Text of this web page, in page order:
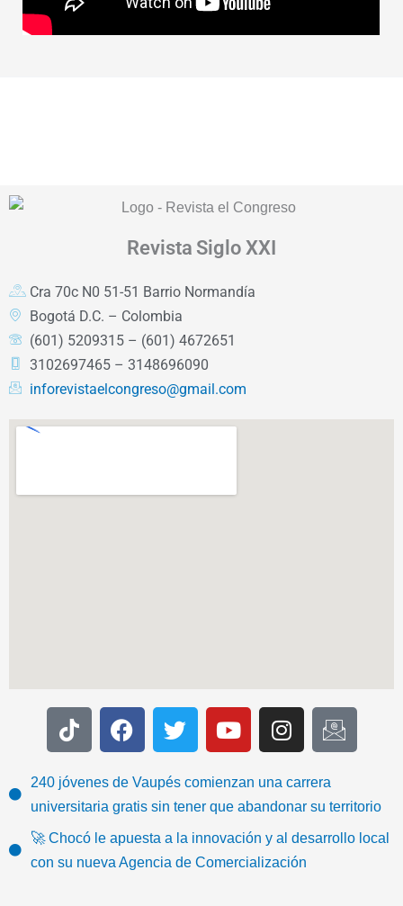
Revista Siglo XXI
Cra 70c N0 51-51 Barrio Normandía
Bogotá D.C. – Colombia
(601) 5209315 – (601) 4672651
3102697465 – 3148696090
inforevistaelcongreso@gmail.com
T
i
t
o
k
F
a
e
b
o
o
k
T
w
t
t
e
Y
o
t
u
b
I
n
t
a
g
a
I
c
-
e
240 jóvenes de Vaupés comienzan una carrera
universitaria gratis sin tener que abandonar su territorio
🚀 Chocó le apuesta a la innovación y al desarrollo local
con su nueva Agencia de Comercialización